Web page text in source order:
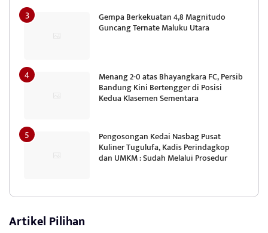
Gempa Berkekuatan 4,8 Magnitudo
Guncang Ternate Maluku Utara
Menang 2-0 atas Bhayangkara FC, Persib
Bandung Kini Bertengger di Posisi
Kedua Klasemen Sementara
Pengosongan Kedai Nasbag Pusat
Kuliner Tugulufa, Kadis Perindagkop
dan UMKM : Sudah Melalui Prosedur
Artikel Pilihan